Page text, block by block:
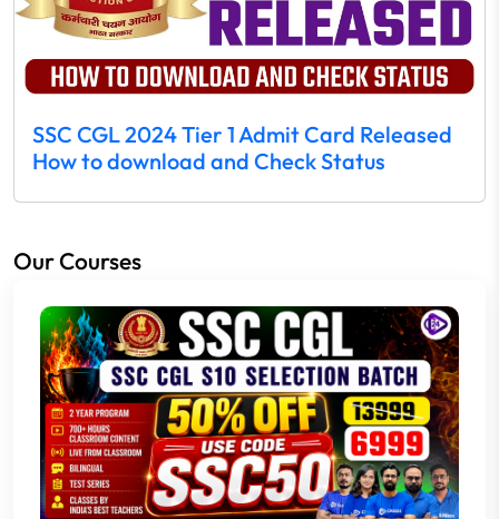
SSC CGL 2024 Tier 1 Admit Card Released
How to download and Check Status
Our Courses